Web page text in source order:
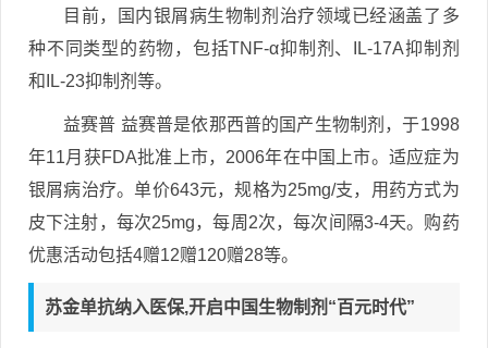
目前，国内银屑病生物制剂治疗领域已经涵盖了多
种不同类型的药物，包括TNF-α抑制剂、IL-17A抑制剂
和IL-23抑制剂等。
益赛普 益赛普是依那西普的国产生物制剂，于1998
年11月获FDA批准上市，2006年在中国上市。适应症为
银屑病治疗。单价643元，规格为25mg/支，用药方式为
皮下注射，每次25mg，每周2次，每次间隔3-4天。购药
优惠活动包括4赠12赠120赠28等。
苏金单抗纳入医保,开启中国生物制剂“百元时代”